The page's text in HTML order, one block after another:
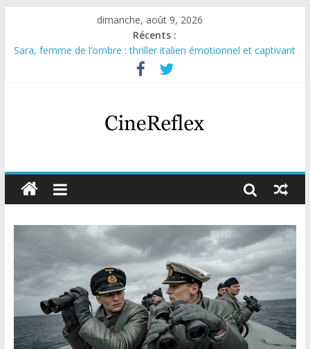
dimanche, août 9, 2026
Récents :
Sara, femme de l’ombre : thriller italien émotionnel et captivant
Journal d’une fille larguée : nouvelle série suédoise sur Netflix
Aema : mini-série sur le tournage d’un film érotique devenu
Glass Heart : excellente série musicale avec Takeru Satō
Olympo, saison 1 : nouvelle série qui séduira les fans de